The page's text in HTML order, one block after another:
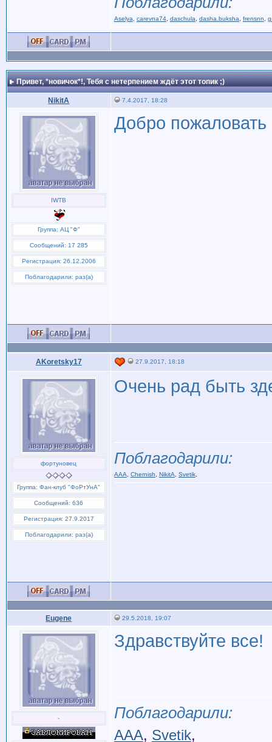
Aselya carevna74, daschula dasha.buksha frensnn
Привет, *новичок*!, Тебя с нетерпением ждёт этот топик ;)
NikitA 7.4.2017, 18:28
IWTB
Группа: АЦ "Ф"
Сообщений: 17 285
Регистрация: 26.12.2006
Поблагодарили: раз(а)
Добро
AKoretsky17 27.9.2017, 18:18
фортуновец
Группа: Фан-клуб "ФоРтУнА"
Сообщений: 636
Регистрация: 27.9.2017
Поблагодарили: раз(а)
Очень рад быть
Поблагодарили:
AAA Chernish NikitA Svetik,
Eugene 29.5.2018, 19:07
-
Здравствуйте все!
Поблагодарили:
AAA, Svetik,